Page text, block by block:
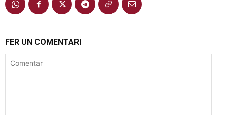
FER UN COMENTARI